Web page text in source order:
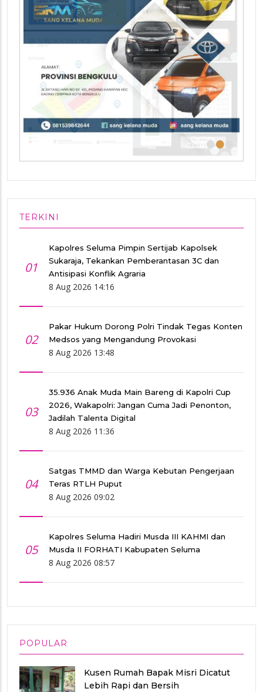
•••
TERKINI
01
Kapolres Seluma Pimpin Sertijab Kapolsek
Sukaraja, Tekankan Pemberantasan 3C dan
Antisipasi Konflik Agraria
8 Aug 2026 14:16
02
Pakar Hukum Dorong Polri Tindak Tegas Konten
Medsos yang Mengandung Provokasi
8 Aug 2026 13:48
03
35.936 Anak Muda Main Bareng di Kapolri Cup
2026, Wakapolri: Jangan Cuma Jadi Penonton,
Jadilah Talenta Digital
8 Aug 2026 11:36
04
Satgas TMMD dan Warga Kebutan Pengerjaan
Teras RTLH Puput
8 Aug 2026 09:02
05
Kapolres Seluma Hadiri Musda III KAHMI dan
Musda II FORHATI Kabupaten Seluma
8 Aug 2026 08:57
POPULAR
Kusen Rumah Bapak Misri Dicatut
Lebih Rapi dan Bersih